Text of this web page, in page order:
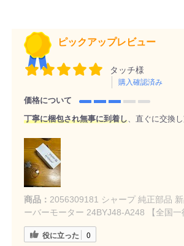
ピックアップレビュー
タッチ様
購入確認済み
価格について
丁寧に梱包され無事に到着し、直ぐに交換し
商品： 2056309181 シャープ 純正部品
ーバーモーター 24BYJ48-A248 【全国一
役に立った 0